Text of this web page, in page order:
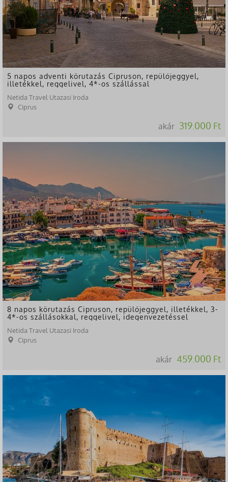
5 napos adventi körutazás Cipruson, repülőjeggyel,
illetékkel, reggelivel, 4*-os szállással
Netida Travel Utazasi Iroda
Ciprus
akár 319.000 Ft
8 napos körutazás Cipruson, repülőjeggyel, illetékkel, 3-
4*-os szállásokkal, reggelivel, idegenvezetéssel
Netida Travel Utazasi Iroda
Ciprus
akár 459.000 Ft